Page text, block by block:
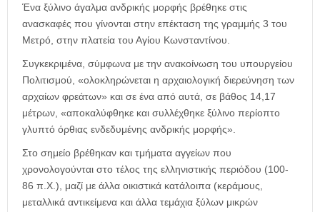
Ένα ξύλινο άγαλμα ανδρικής μορφής βρέθηκε στις
ανασκαφές που γίνονται στην επέκταση της γραμμής 3 του
Μετρό, στην πλατεία του Αγίου Κωνσταντίνου.
Συγκεκριμένα, σύμφωνα με την ανακοίνωση του υπουργείου
Πολιτισμού, «ολοκληρώνεται η αρχαιολογική διερεύνηση των
αρχαίων φρεάτων» και σε ένα από αυτά, σε βάθος 14,17
μέτρων, «αποκαλύφθηκε και συλλέχθηκε ξύλινο περίοπτο
γλυπτό όρθιας ενδεδυμένης ανδρικής μορφής».
Στο σημείο βρέθηκαν και τμήματα αγγείων που
χρονολογούνται στο τέλος της ελληνιστικής περιόδου (100-
86 π.Χ.), μαζί με άλλα οικιστικά κατάλοιπα (κεράμους,
μεταλλικά αντικείμενα και άλλα τεμάχια ξύλων μικρών